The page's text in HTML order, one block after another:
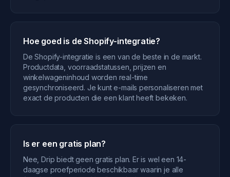
Hoe goed is de Shopify-integratie?
De Shopify-integratie is een van de beste in de markt.
Productdata, voorraadstatussen, prijzen en
winkelwageninhoud worden real-time
gesynchroniseerd. Je kunt e-mails personaliseren met
exact de producten die een klant heeft bekeken.
Is er een gratis plan?
Nee, Drip biedt geen gratis plan. Er is wel een 14-
daagse proefperiode beschikbaar waarin je alle